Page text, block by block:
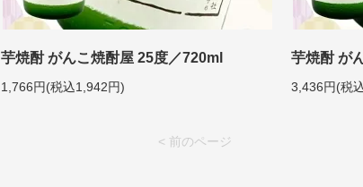
芋焼酎 がんこ焼酎屋 25度／720ml
1,766円(税込1,942円)
芋焼酎 が
3,436円(税
< 前のページ